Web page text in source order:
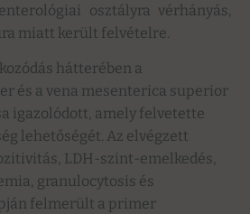
osztályra vérhányás,
miatt került felvételre.
hátterében a
és a vena mesenterica superior
igazolódott, amely felvetette
lehetőségét. Az elvégzett
LDH-szint-emelkedés,
granulocytosis és
felmerült a primer